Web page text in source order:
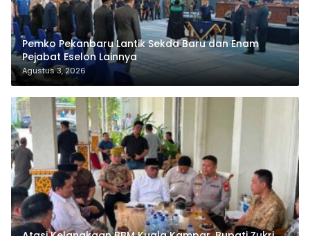
Pemko Pekanbaru Lantik Sekda Baru dan Enam
Pejabat Eselon Lainnya
Agustus 3, 2026